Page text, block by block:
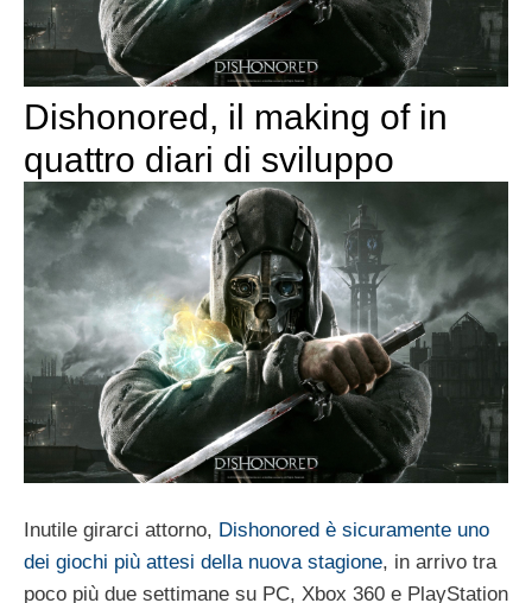
Dishonored, il making of in
quattro diari di sviluppo
Inutile girarci attorno, Dishonored è sicuramente uno
dei giochi più attesi della nuova stagione, in arrivo tra
poco più due settimane su PC, Xbox 360 e PlayStation